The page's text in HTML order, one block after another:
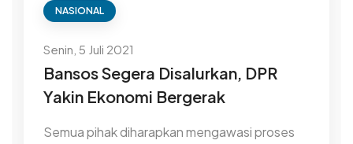
NASIONAL
Senin, 5 Juli 2021
Bansos Segera Disalurkan, DPR
Yakin Ekonomi Bergerak
Semua pihak diharapkan mengawasi proses